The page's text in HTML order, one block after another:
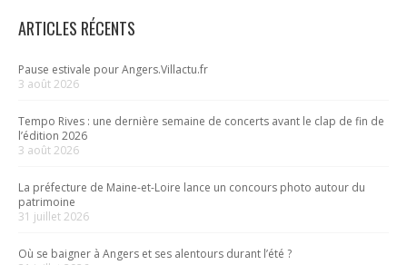
ARTICLES RÉCENTS
Pause estivale pour Angers.Villactu.fr
3 août 2026
Tempo Rives : une dernière semaine de concerts avant le clap de fin de
l’édition 2026
3 août 2026
La préfecture de Maine-et-Loire lance un concours photo autour du
patrimoine
31 juillet 2026
Où se baigner à Angers et ses alentours durant l’été ?